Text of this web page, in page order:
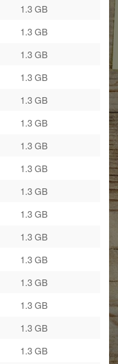
1.3 GB
1.3 GB
1.3 GB
1.3 GB
1.3 GB
1.3 GB
1.3 GB
1.3 GB
1.3 GB
1.3 GB
1.3 GB
1.3 GB
1.3 GB
1.3 GB
1.3 GB
1.3 GB